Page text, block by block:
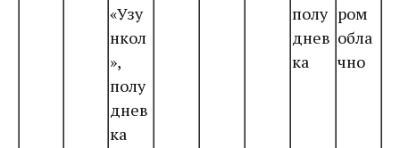
«Узу
нкол
»,
полу
днев
ка
полу
днев
ка
ром
обла
чно